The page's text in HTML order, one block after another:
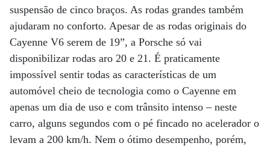
suspensão de cinco braços. As rodas grandes também
ajudaram no conforto. Apesar de as rodas originais do
Cayenne V6 serem de 19”, a Porsche só vai
disponibilizar rodas aro 20 e 21. É praticamente
impossível sentir todas as características de um
automóvel cheio de tecnologia como o Cayenne em
apenas um dia de uso e com trânsito intenso – neste
carro, alguns segundos com o pé fincado no acelerador o
levam a 200 km/h. Nem o ótimo desempenho, porém,